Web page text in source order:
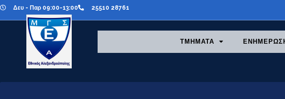
Δευ - Παρ 09:00-13:00 25510 28761
ΤΜΗΜΑΤΑ